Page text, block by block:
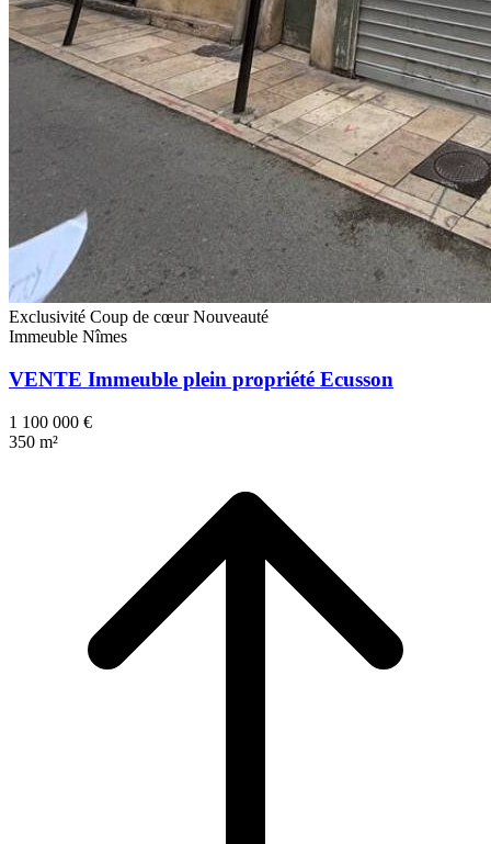
Exclusivité Coup de cœur Nouveauté
Immeuble Nîmes
VENTE Immeuble plein propriété Ecusson
1 100 000 €
350 m²